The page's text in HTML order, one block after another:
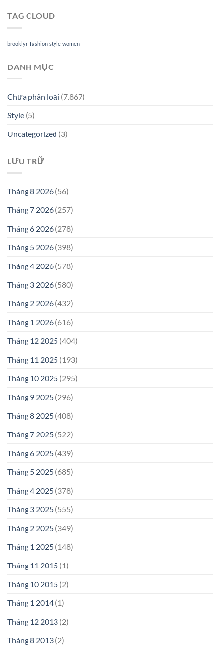
TAG CLOUD
brooklyn fashion style women
DANH MỤC
Chưa phân loại (7.867)
Style (5)
Uncategorized (3)
LƯU TRỮ
Tháng 8 2026 (56)
Tháng 7 2026 (257)
Tháng 6 2026 (278)
Tháng 5 2026 (398)
Tháng 4 2026 (578)
Tháng 3 2026 (580)
Tháng 2 2026 (432)
Tháng 1 2026 (616)
Tháng 12 2025 (404)
Tháng 11 2025 (193)
Tháng 10 2025 (295)
Tháng 9 2025 (296)
Tháng 8 2025 (408)
Tháng 7 2025 (522)
Tháng 6 2025 (439)
Tháng 5 2025 (685)
Tháng 4 2025 (378)
Tháng 3 2025 (555)
Tháng 2 2025 (349)
Tháng 1 2025 (148)
Tháng 11 2015 (1)
Tháng 10 2015 (2)
Tháng 1 2014 (1)
Tháng 12 2013 (2)
Tháng 8 2013 (2)